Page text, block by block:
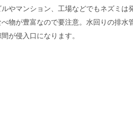
やマンション、工場などでもネズミは
べ物が豊富なので要注意。水回りの排水
が侵入口になります。